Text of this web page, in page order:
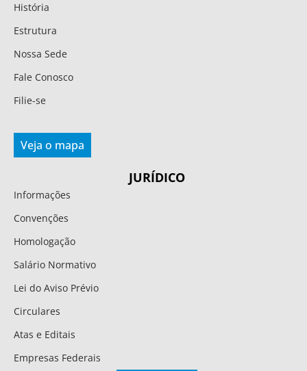
História
Estrutura
Nossa Sede
Fale Conosco
Filie-se
Veja o mapa
JURÍDICO
Informações
Convenções
Homologação
Salário Normativo
Lei do Aviso Prévio
Circulares
Atas e Editais
Empresas Federais